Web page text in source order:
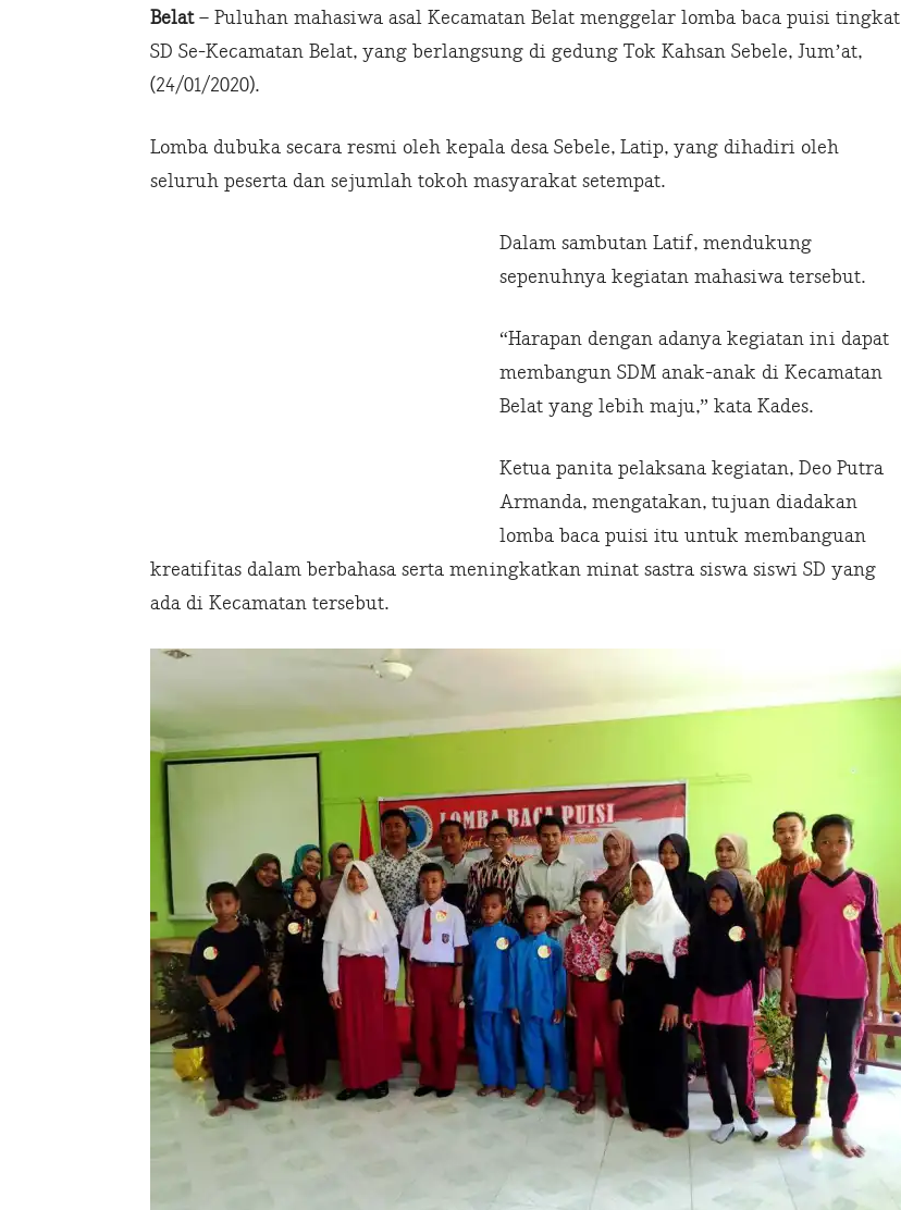
Belat– Puluhan mahasiwa asal Kecamatan Belat menggelar lomba baca puisi tingkat
SD Se-Kecamatan Belat, yang berlangsung di gedung Tok Kahsan Sebele, Jum’at,
(24/01/2020).
Lomba dubuka secara resmi oleh kepala desa Sebele, Latip, yang dihadiri oleh
seluruh peserta dan sejumlah tokoh masyarakat setempat.
Dalam sambutan Latif, mendukung
sepenuhnya kegiatan mahasiwa tersebut.
“Harapan dengan adanya kegiatan ini dapat
membangun SDM anak-anak di Kecamatan
Belat yang lebih maju,” kata Kades.
Ketua panita pelaksana kegiatan, Deo Putra
Armanda, mengatakan, tujuan diadakan
lomba baca puisi itu untuk membanguan
kreatifitas dalam berbahasa serta meningkatkan minat sastra siswa siswi SD yang
ada di Kecamatan tersebut.